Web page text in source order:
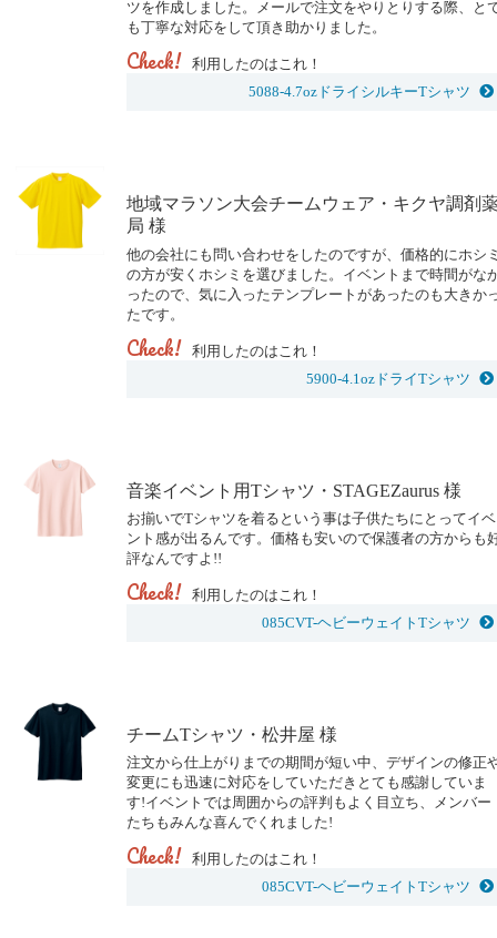
ツを作成しました。メールで注文をやりとりする際、と
も丁寧な対応をして頂き助かりました。
Check!
利用したのはこれ！
5088-4.7ozドライシルキーTシャツ
地域マラソン大会チームウェア・キクヤ調剤
局 様
他の会社にも問い合わせをしたのですが、価格的にホシ
の方が安くホシミを選びました。イベントまで時間がな
ったので、気に入ったテンプレートがあったのも大きか
たです。
Check!
利用したのはこれ！
5900-4.1ozドライTシャツ
音楽イベント用Tシャツ・STAGEZaurus 様
お揃いでTシャツを着るという事は子供たちにとってイベ
ント感が出るんです。価格も安いので保護者の方からも
評なんですよ!!
Check!
利用したのはこれ！
085CVT-ヘビーウェイトTシャツ
チームTシャツ・松井屋 様
注文から仕上がりまでの期間が短い中、デザインの修正
変更にも迅速に対応をしていただきとても感謝していま
す!イベントでは周囲からの評判もよく目立ち、メンバー
たちもみんな喜んでくれました!
Check!
利用したのはこれ！
085CVT-ヘビーウェイトTシャツ